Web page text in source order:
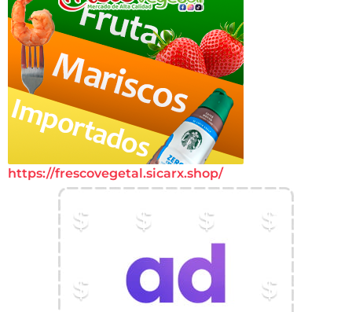
https://frescovegetal.sicarx.shop/